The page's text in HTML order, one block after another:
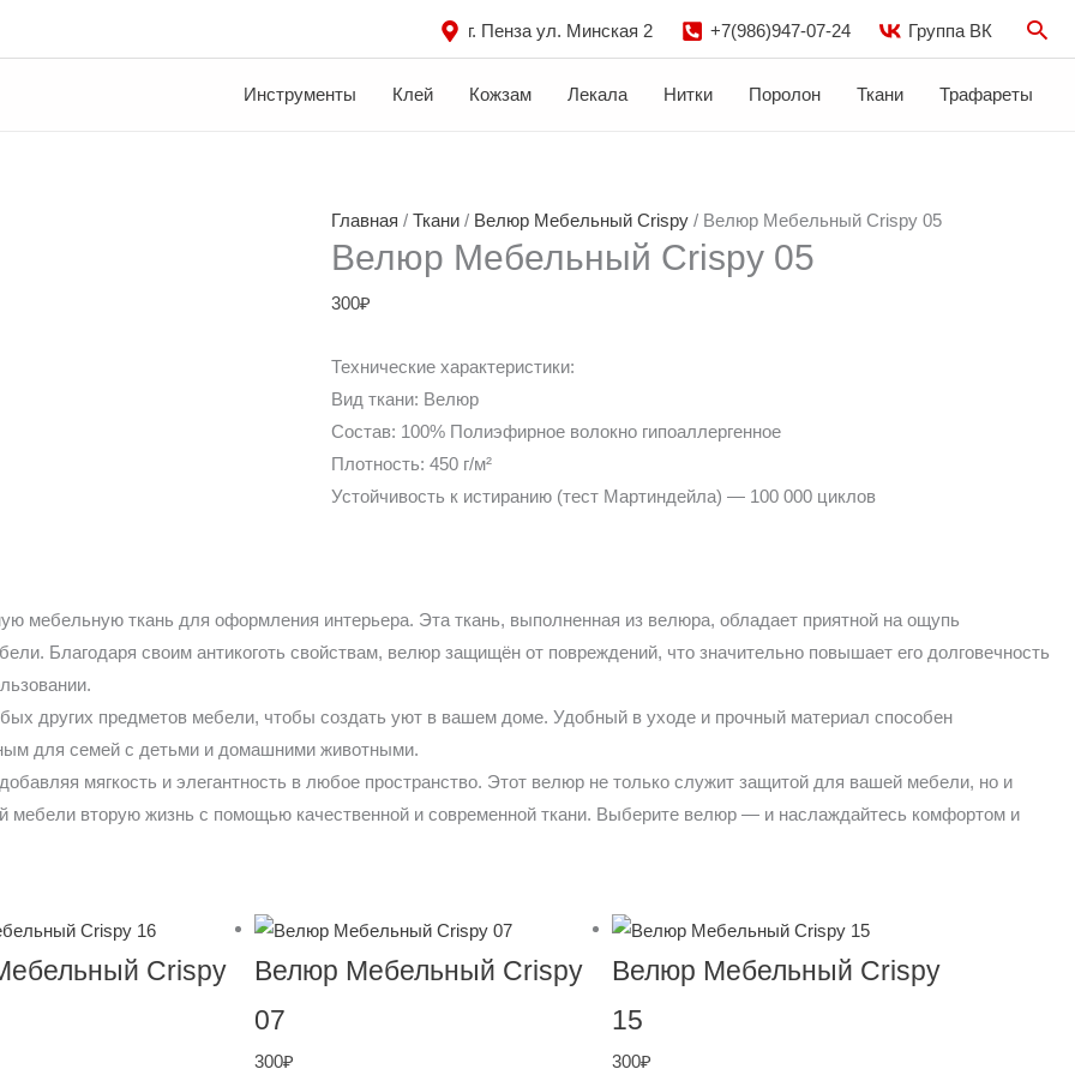
г. Пенза ул. Минская 2 +7(986)947-07-24 Группа ВК
Инструменты Клей Кожзам Лекала Нитки Поролон Ткани Трафареты
Главная /Ткани / Велюр Мебельный Crispy / Велюр Мебельный Crispy 05
Велюр Мебельный Crispy 05
300₽
Технические характеристики:
Вид ткани: Велюр
Состав: 100% Полиэфирное волокно гипоаллергенное
Плотность: 450 г/м²
Устойчивость к истиранию (тест Мартиндейла) — 100 000 циклов
мебельную ткань для оформления интерьера. Эта ткань, выполненная из велюра, обладает приятной на ощупь
Благодаря своим антикоготь свойствам, велюр защищён от повреждений, что значительно повышает его долговечность
других предметов мебели, чтобы создать уют в вашем доме. Удобный в уходе и прочный материал способен
для семей с детьми и домашними животными.
мягкость и элегантность в любое пространство. Этот велюр не только служит защитой для вашей мебели, но и
мебели вторую жизнь с помощью качественной и современной ткани. Выберите велюр — и наслаждайтесь комфортом и
Crispy
Велюр Мебельный Crispy
07
300₽
Велюр Мебельный Crispy
15
300₽